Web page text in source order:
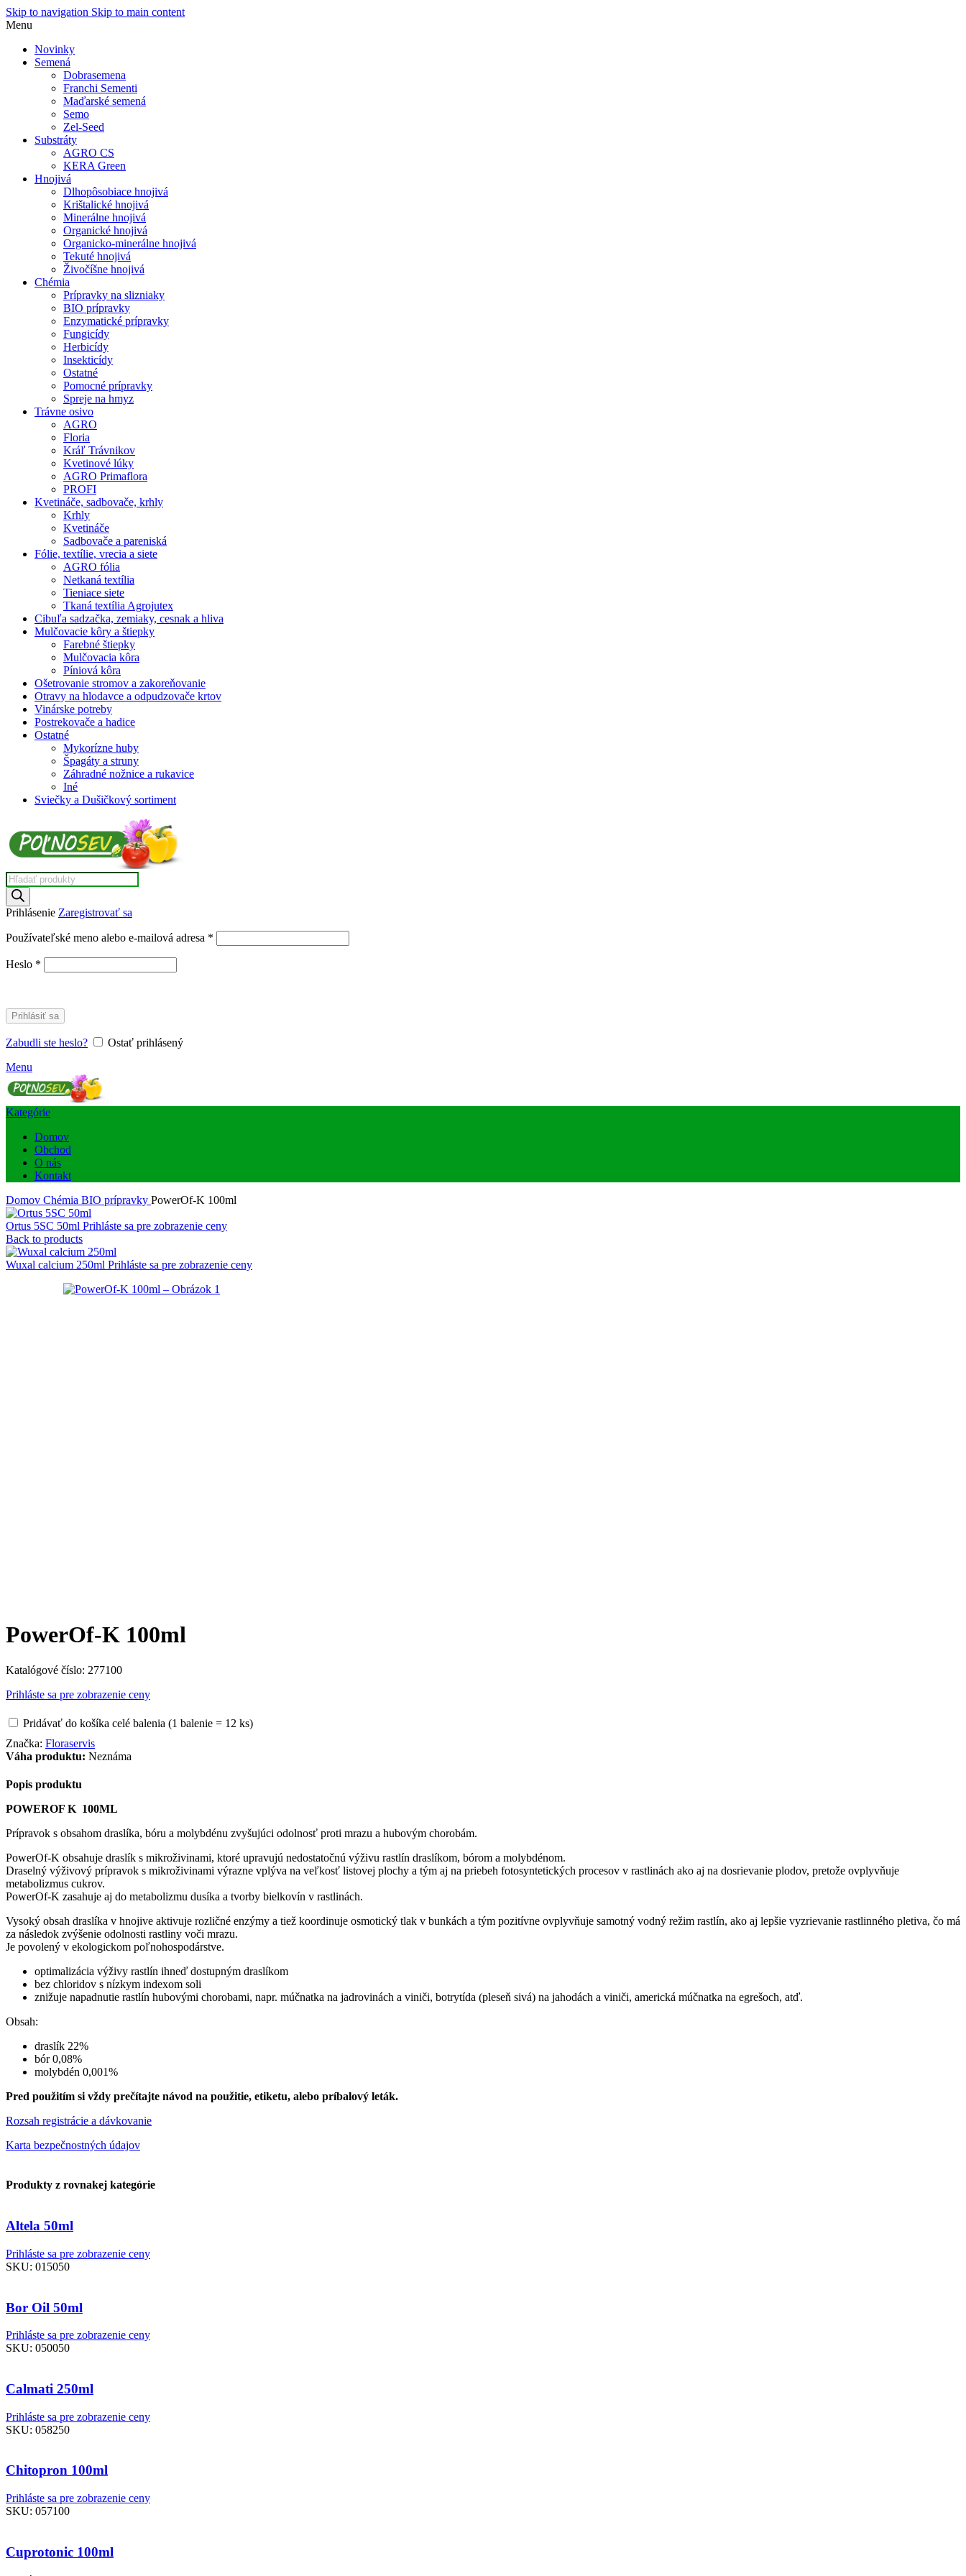
Skip to navigation Skip to main content
Menu
Novinky
Semená
Dobrasemena
Franchi Sementi
Maďarské semená
Semo
Zel-Seed
Substráty
AGRO CS
KERA Green
Hnojivá
Dlhopôsobiace hnojivá
Krištalické hnojivá
Minerálne hnojivá
Organické hnojivá
Organicko-minerálne hnojivá
Tekuté hnojivá
Živočíšne hnojivá
Chémia
Prípravky na slizniaky
BIO prípravky
Enzymatické prípravky
Fungicídy
Herbicídy
Insekticídy
Ostatné
Pomocné prípravky
Spreje na hmyz
Trávne osivo
AGRO
Floria
Kráľ Trávnikov
Kvetinové lúky
AGRO Primaflora
PROFI
Kvetináče, sadbovače, krhly
Krhly
Kvetináče
Sadbovače a pareniská
Fólie, textílie, vrecia a siete
AGRO fólia
Netkaná textília
Tieniace siete
Tkaná textília Agrojutex
Cibuľa sadzačka, zemiaky, cesnak a hliva
Mulčovacie kôry a štiepky
Farebné štiepky
Mulčovacia kôra
Píniová kôra
Ošetrovanie stromov a zakoreňovanie
Otravy na hlodavce a odpudzovače krtov
Vinárske potreby
Postrekovače a hadice
Ostatné
Mykorízne huby
Špagáty a struny
Záhradné nožnice a rukavice
Iné
Sviečky a Dušičkový sortiment
Products
search
Prihlásenie Zaregistrovať sa
Používateľské meno alebo e-mailová adresa *
Heslo *
Prihlásiť sa
Zabudli ste heslo?
Ostať prihlásený
Menu
Kategórie
Domov
Obchod
O nás
Kontakt
Domov Chémia BIO prípravky PowerOf-K 100ml
Ortus 5SC 50ml Prihláste sa pre zobrazenie ceny
Back to products
Wuxal calcium 250ml Prihláste sa pre zobrazenie ceny
PowerOf-K 100ml
Katalógové číslo: 277100
Prihláste sa pre zobrazenie ceny
Pridávať do košíka celé balenia (1 balenie = 12 ks)
Značka: Floraservis
Váha produktu: Neznáma
Popis produktu
POWEROF K 100ML
Prípravok s obsahom draslíka, bóru a molybdénu zvyšujúci odolnosť proti mrazu a hubovým chorobám.
PowerOf-K obsahuje draslík s mikroživinami, ktoré upravujú nedostatočnú výživu rastlín draslíkom, bórom a molybdénom.
Draselný výživový prípravok s mikroživinami výrazne vplýva na veľkosť listovej plochy a tým aj na priebeh fotosyntetických procesov v rastlinách ako aj na dosrievanie plodov, pretože ovplyvňuje
metabolizmus cukrov.
PowerOf-K zasahuje aj do metabolizmu dusíka a tvorby bielkovín v rastlinách.
Vysoký obsah draslíka v hnojive aktivuje rozličné enzýmy a tiež koordinuje osmotický tlak v bunkách a tým pozitívne ovplyvňuje samotný vodný režim rastlín, ako aj lepšie vyzrievanie rastlinného pletiva, čo má
za následok zvýšenie odolnosti rastliny voči mrazu.
Je povolený v ekologickom poľnohospodárstve.
optimalizácia výživy rastlín ihneď dostupným draslíkom
bez chloridov s nízkym indexom soli
znižuje napadnutie rastlín hubovými chorobami, napr. múčnatka na jadrovinách a viniči, botrytída (pleseň sivá) na jahodách a viniči, americká múčnatka na egrešoch, atď.
Obsah:
draslík 22%
bór 0,08%
molybdén 0,001%
Pred použitím si vždy prečítajte návod na použitie, etiketu, alebo príbalový leták.
Rozsah registrácie a dávkovanie
Karta bezpečnostných údajov
Produkty z rovnakej kategórie
Altela 50ml
Prihláste sa pre zobrazenie ceny
SKU: 015050
Bor Oil 50ml
Prihláste sa pre zobrazenie ceny
SKU: 050050
Calmati 250ml
Prihláste sa pre zobrazenie ceny
SKU: 058250
Chitopron 100ml
Prihláste sa pre zobrazenie ceny
SKU: 057100
Cuprotonic 100ml